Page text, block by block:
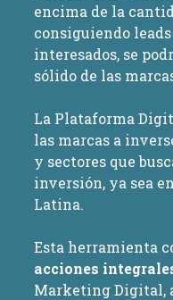
encima de la
consiguiendo
interesados, se
sólido de las
La Plataforma
las marcas a
y sectores que
inversión, ya sea
Latina.
Esta herramienta
acciones
Marketing Digital,